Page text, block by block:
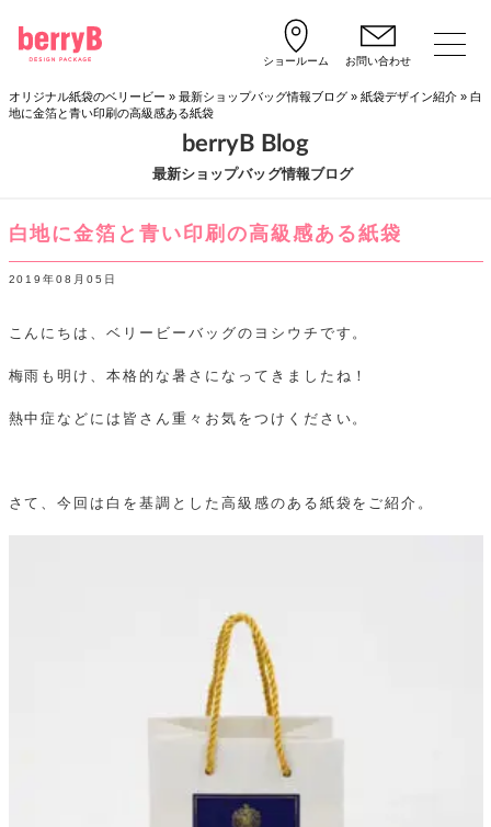
ショールーム お問い合わせ
オリジナル紙袋のベリービー » 最新ショップバッグ情報ブログ» 紙袋デザイン紹介» 白
地に金箔と青い印刷の高級感ある紙袋
最新ショップバッグ情報ブログ
berryB Blog
白地に金箔と青い印刷の高級感ある紙袋
2019年08月05日
こんにちは、ベリービーバッグのヨシウチです。
梅雨も明け、本格的な暑さになってきましたね！
熱中症などには皆さん重々お気をつけください。
さて、今回は白を基調とした高級感のある紙袋をご紹介。